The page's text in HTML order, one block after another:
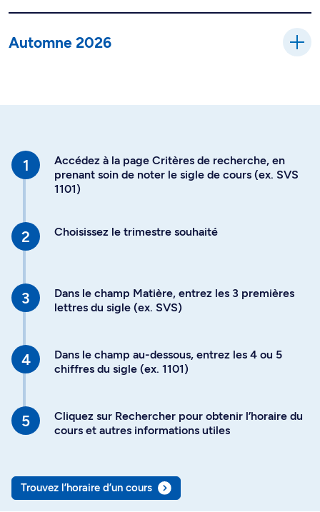
Automne 2026
Accédez à la page Critères de recherche, en
prenant soin de noter le sigle de cours (ex. SVS
1101)
Choisissez le trimestre souhaité
Dans le champ Matière, entrez les 3 premières
lettres du sigle (ex. SVS)
Dans le champ au-dessous, entrez les 4 ou 5
chiffres du sigle (ex. 1101)
Cliquez sur Rechercher pour obtenir l’horaire du
cours et autres informations utiles
Trouvez l’horaire d’un cours